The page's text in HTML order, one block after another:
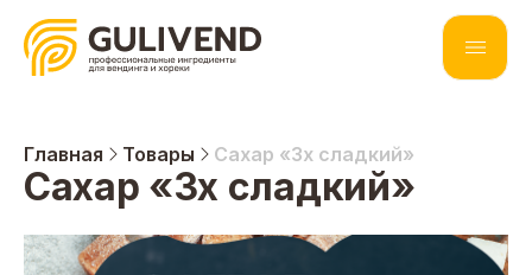
Главная Товары Сахар «3х сладкий»
Сахар «3х сладкий»